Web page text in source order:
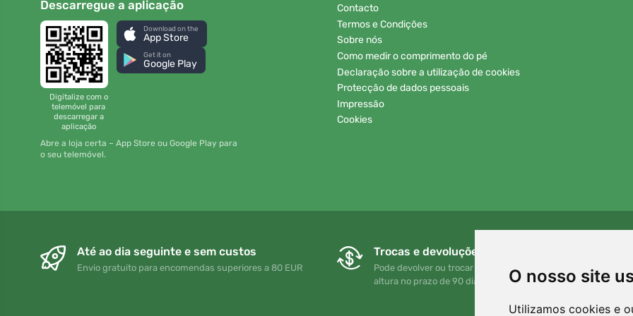
O nosso site
Utilizamos cookies e
Descarregue a aplicação
Digitalize com o
telemóvel para
descarregar a
aplicação
Download on the
App Store
Get it on
Google Play
Abre a loja certa – App Store ou Google Play para
o seu telemóvel.
Contacto
Termos e Condições
Sobre nós
Como medir o comprimento do pé
Declaração sobre a utilização de cookies
Protecção de dados pessoais
Impressão
Cookies
Até ao dia seguinte e sem custos
Envio gratuito para encomendas superiores a 80 EUR
Trocas e devoluções gratuitas
Pode devolver ou trocar a sua encomenda em qualquer
altura no prazo de 90 dias